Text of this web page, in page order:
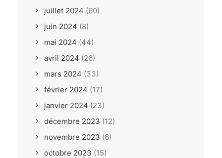
juillet 2024 (60)
juin 2024 (8)
mai 2024 (44)
avril 2024 (26)
mars 2024 (33)
février 2024 (17)
janvier 2024 (23)
décembre 2023 (12)
novembre 2023 (6)
octobre 2023 (15)